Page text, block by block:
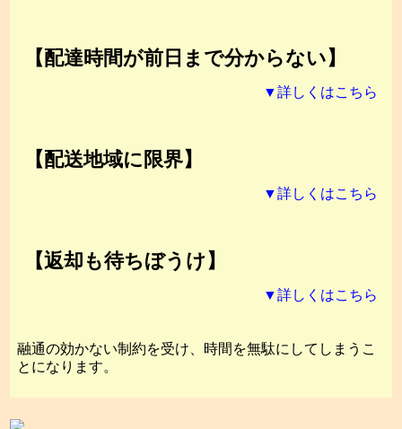
【配達時間が前日まで分からない】
▼詳しくはこちら
【配送地域に限界】
▼詳しくはこちら
【返却も待ちぼうけ】
▼詳しくはこちら
融通の効かない制約を受け、時間を無駄にしてしまうこ
とになります。